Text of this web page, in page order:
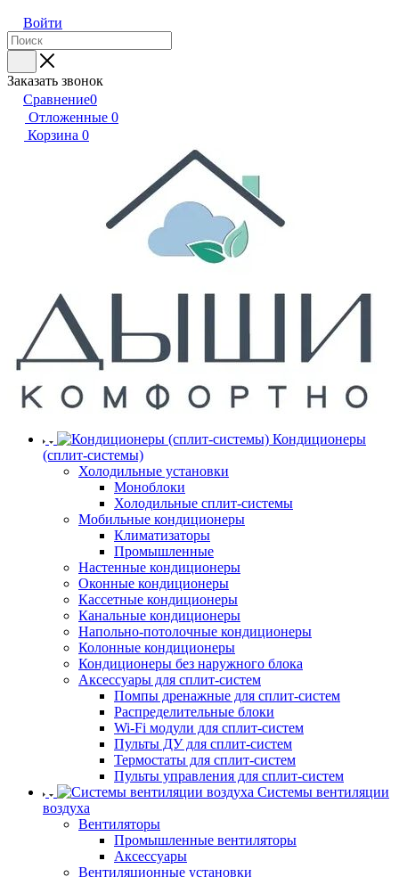
Войти
Заказать звонок
Сравнение0
Отложенные 0
Корзина 0
Кондиционеры
(сплит-системы)
Холодильные установки
Моноблоки
Холодильные сплит-системы
Мобильные кондиционеры
Климатизаторы
Промышленные
Настенные кондиционеры
Оконные кондиционеры
Кассетные кондиционеры
Канальные кондиционеры
Напольно-потолочные кондиционеры
Колонные кондиционеры
Кондиционеры без наружного блока
Аксессуары для сплит-систем
Помпы дренажные для сплит-систем
Распределительные блоки
Wi-Fi модули для сплит-систем
Пульты ДУ для сплит-систем
Термостаты для сплит-систем
Пульты управления для сплит-систем
Системы вентиляции
воздуха
Вентиляторы
Промышленные вентиляторы
Аксессуары
Вентиляционные установки